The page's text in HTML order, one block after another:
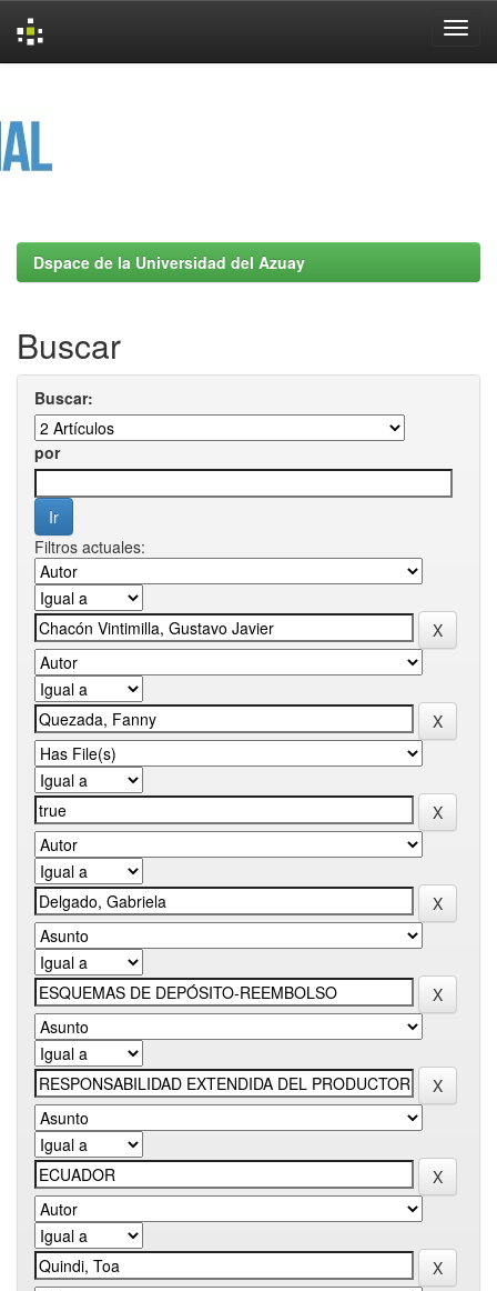
Dspace de la Universidad del Azuay
Buscar
Buscar:
por
Filtros actuales: